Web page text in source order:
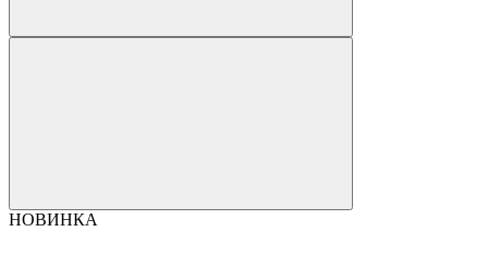
НОВИНКА